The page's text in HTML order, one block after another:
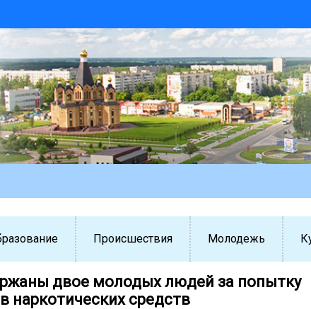
Происшествия Молодежь
двое молодых людей за попытку
наркотических средств